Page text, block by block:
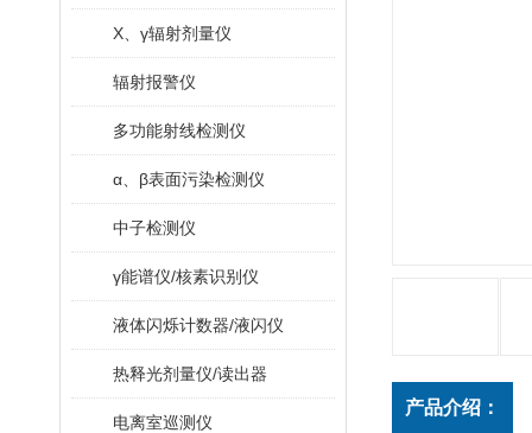
X、γ辐射剂量仪
辐射报警仪
多功能射线检测仪
α、β表面污染检测仪
中子检测仪
γ能谱仪/核素识别仪
液体闪烁计数器/液闪仪
热释光剂量仪/读出器
电离室巡测仪
产品介绍：